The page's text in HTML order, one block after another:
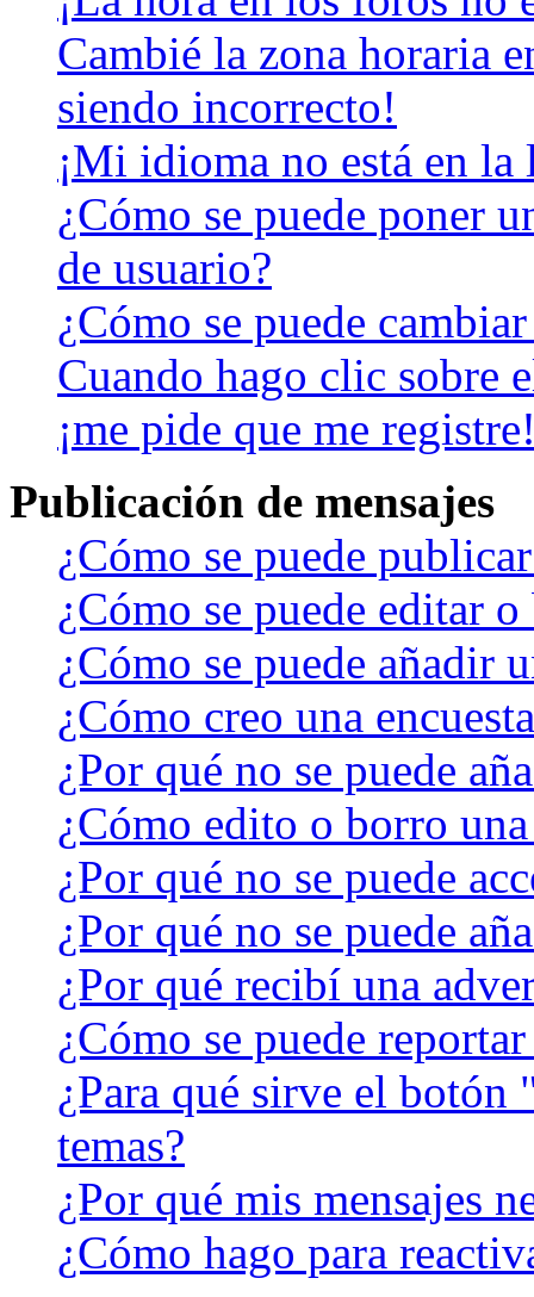
Cambié la zona horaria
siendo incorrecto!
¡Mi idioma no está en la
¿Cómo se puede poner
de usuario?
¿Cómo se puede
Cuando hago clic sobre
¡me pide que me
Publicación de mensajes
¿Cómo se puede
¿Cómo se puede editar
¿Cómo se puede añadir
¿Cómo creo una
¿Por qué no se puede
¿Cómo edito o borro una
¿Por qué no se puede
¿Por qué no se puede
¿Por qué recibí una
¿Cómo se puede
¿Para qué sirve el
temas?
¿Por qué mis mensajes
¿Cómo hago para